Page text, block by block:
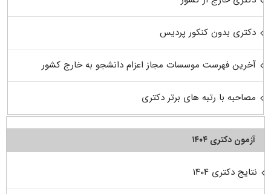
دکتری بدون کنکور پردیس
آخرین فهرست موسسات مجاز اعزام دانشجو به خارج کشور
مصاحبه با رتبه های برتر دکتری
آزمون دکتری ۱۴۰۴
نتایج دکتری ۱۴۰۴